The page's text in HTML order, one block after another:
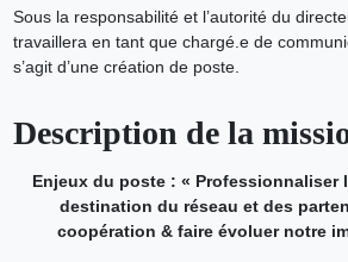
Sous la responsabilité et l’autorité du
travaillera en tant que chargé.e de
s’agit d’une création de poste.
Description de la
Enjeux du poste : « Professionnaliser
destination du réseau et des
coopération & faire évoluer notre